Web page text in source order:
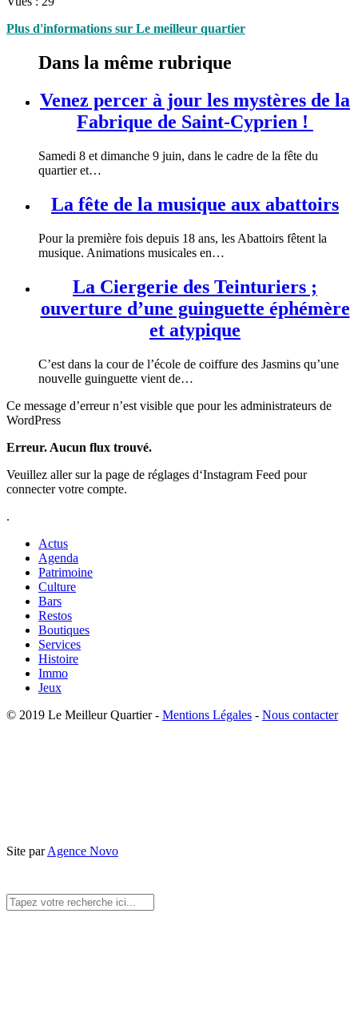
Plus d'informations sur Le meilleur quartier
Dans la même rubrique
Venez percer à jour les mystères de la
Fabrique de Saint-Cyprien !
Samedi 8 et dimanche 9 juin, dans le cadre de la fête du
quartier et…
La fête de la musique aux abattoirs
Pour la première fois depuis 18 ans, les Abattoirs fêtent la
musique. Animations musicales en…
La Ciergerie des Teinturiers ;
ouverture d’une guinguette éphémère
et atypique
C’est dans la cour de l’école de coiffure des Jasmins qu’une
nouvelle guinguette vient de…
Ce message d’erreur n’est visible que pour les administrateurs de
WordPress
Erreur. Aucun flux trouvé.
Veuillez aller sur la page de réglages d‘Instagram Feed pour
connecter votre compte.
.
Actus
Agenda
Patrimoine
Culture
Bars
Restos
Boutiques
Services
Histoire
Immo
Jeux
© 2019 Le Meilleur Quartier - Mentions Légales - Nous contacter
Site parAgence Novo